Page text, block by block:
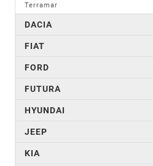
Terramar
DACIA
FIAT
FORD
FUTURA
HYUNDAI
JEEP
KIA